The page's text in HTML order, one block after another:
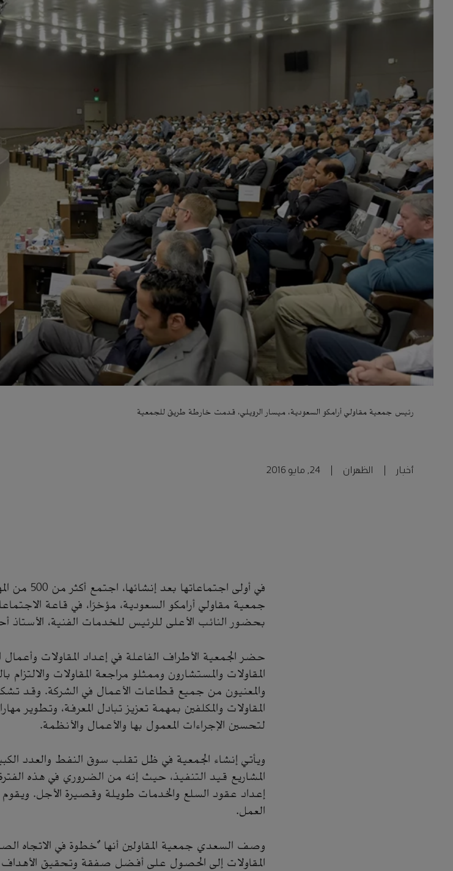
رئيس جمعية مقاولي أرامكو السعودية، ميسار الرويلي، قدمت خارطة طريق للجمعية
أخبار الظهران 24, مايو 2016
في أولى
جمعية مقاولي أرامكو السعودية، مؤخرًا، في قاعة
بحضور النائب الأعلى للرئيس للخدمات الفنية، الأستاذ
حضر الجمعية الأطراف الفاعلة في إعداد المقاولات وأعمال
المقاولات والمستشارون وممثلو مراجعة المقاولات والالتزام
والمعنيون من جميع قطاعات الأعمال في الشركة. وقد
المقاولات والمكلفين بمهمة تعزيز تبادل المعرفة، وتطوير
لتحسين الإجراءات المعمول بها والأعمال والأنظمة.
ويأتي إنشاء الجمعية في ظل تقلب سوق النفط والعدد
المشاريع قيد التنفيذ، حيث إنه من الضروري في هذه الفترة
إعداد عقود السلع والخدمات طويلة وقصيرة الأجل. ويقوم
العمل.
وصف السعدي جمعية المقاولين أنها "خطوة في الاتجاه
المقاولات إلى الحصول على أفضل صفقة وتحقيق الأهداف